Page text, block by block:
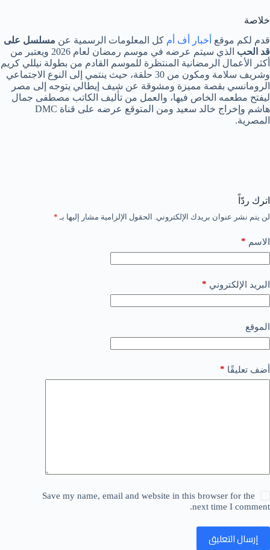
خلاصة
قدم لكم موقع أخبار أف أم كل المعلومات الرسمية عن مسلسل على
قد الحب
الذي سيتم عرضه في موسم رمضان لعام 2026 ويعتبر من
أكثر الأعمال الرمضانية المنتظرة للموسم القادم من بطولة نيللي كريم
وشريف سلامة ومكون من 30 حلقة، حيث ينتمي إلى النوع الاجتماعي
الرومانسي بقصة مميزة ومشوقة عن شيف إيطالي يتوجه إلى مصر
ليفتح مطعمه الخاص فيها، والعمل من تأليف الكاتب مصطفى جمال
هاشم وإخراج خالد سعيد ومن المتوقع عرضه على قناة DMC
المصرية.
اترك ردّاً
لن يتم نشر عنوان بريدك الإلكتروني. الحقول الإلزامية مشار إليها بـ *
الاسم *
البريد الإلكتروني *
الموقع
أضف تعليقًا *
Save my name, email and website in this browser for the
next time I comment.
إرسال التعليق